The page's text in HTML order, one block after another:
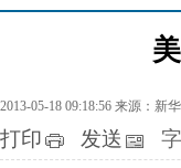
2013-05-18 09:18:56 来源：新
打印 发送